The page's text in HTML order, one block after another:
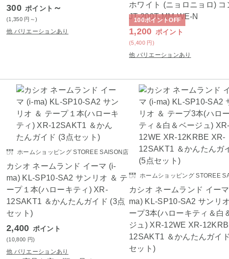
300 ポイント ～
(1,350 円 ～)
他 バリエーションあり
ホワイト (ニョロニョロ) コ
JT-200T-MM-WE-N
1,200 ポイント
(5,400 円)
100ポイントOFF
他 バリエーションあり
ホームショッピング STOREE SAISON店
カシオ ネームランド イーマ (i-
ma) KL-SP10-SA2 サンリオ ＆ テ
ープ１本(ハローキティ) XR-
12SAKT1 ＆かんたんガイド (3点
セット)
2,400 ポイント
(10,800 円)
他 バリエーションあり
ホームショッピング STOREE
カシオ ネームランド イー
ma) KL-SP10-SA2 サンリ
ープ3本(ハローキティ＆白
ジュ) XR-12WE XR-
12SAKT1 ＆かんたんガイ
セット)